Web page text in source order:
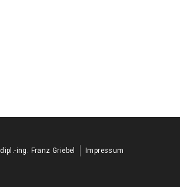
dipl.-ing. Franz Griebel Impressum